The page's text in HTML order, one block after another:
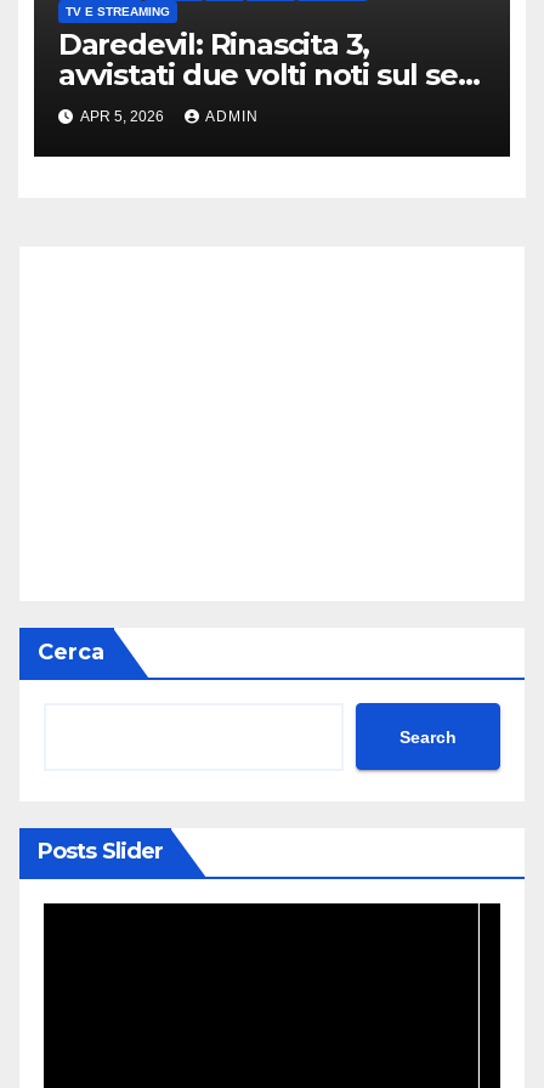
TV E STREAMING
Daredevil: Rinascita 3,
avvistati due volti noti sul set
di New York
APR 5, 2026 ADMIN
Cerca
Search
Posts Slider